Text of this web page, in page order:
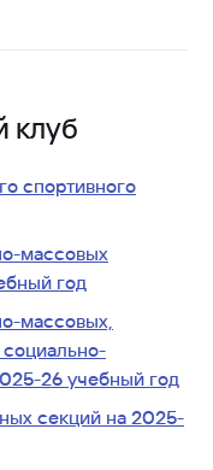
клуб
спортивного
массовых
год
массовых,
26 учебный год
секций на 2025-